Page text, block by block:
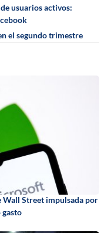
usuarios activos:
el segundo trimestre
Wall Street impulsada por